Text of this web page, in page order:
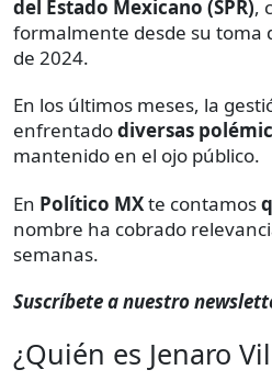
del Estado Mexicano (SPR),
formalmente desde su toma
de 2024.
En los últimos meses, la
enfrentadodiversas
mantenido en el ojo público.
En Político MXte contamos
nombre ha cobrado
semanas.
Suscríbete a nuestro
¿Quién es Jenaro